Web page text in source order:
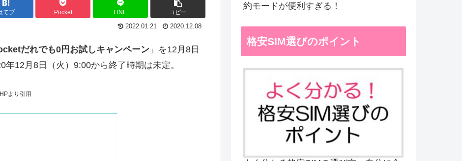
てブ Pocket LINE コピー
2022.01.21 2020.12.08
だれでも0円お試しキャンペーン 」を12月8日
12月8日（火）9:00から終了時期は未定。
より引用
約モードが便利すぎる！
格安SIM選びのポイント